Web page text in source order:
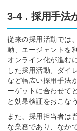
3-4．採用手法
従来の採用活動では
動、エージェントを
オンライン化が進む
した採用活動、ダイ
など幅広い採用手法
ーゲットに合わせて
と効果検証をおこな
また、採用担当者は
な業務であり、なか
許可なく投稿すること
せん